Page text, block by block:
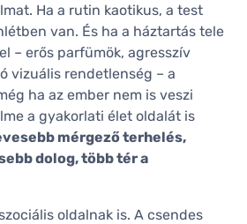
Ha a rutin kaotikus, a test
van. És ha a háztartás tele
– erős parfümök, agresszív
vizuális rendetlenség – a
ha az ember nem is veszi
a gyakorlati élet oldalát is
mérgező terhelés,
dolog, több tér a
oldalnak is. A csendes